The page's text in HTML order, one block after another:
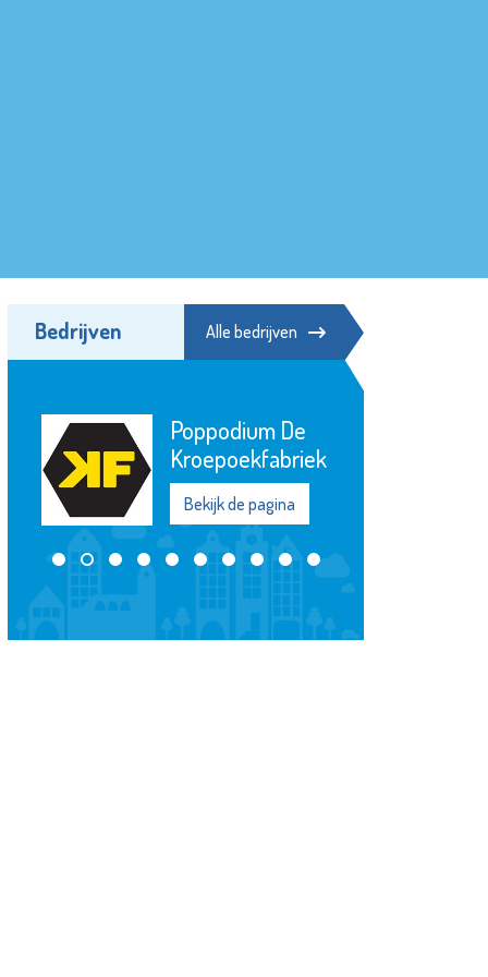
Bedrijven Alle bedrijven
Poppodium De
Kroepoekfabriek
Bekijk de pagina